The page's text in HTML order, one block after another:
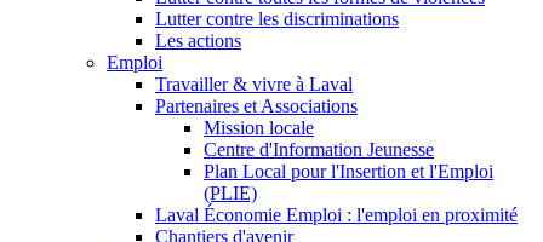
Lutter contre les discriminations
Les actions
Emploi
Travailler & vivre à Laval
Partenaires et Associations
Mission locale
Centre d'Information Jeunesse
Plan Local pour l'Insertion et l'Emploi
(PLIE)
Laval Économie Emploi : l'emploi en proximité
Chantiers d'avenir